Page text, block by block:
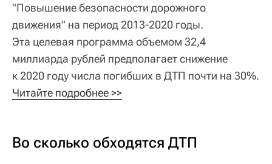
"Повышение безопасности дорожного
движения" на период 2013-2020 годы.
Эта целевая программа объемом 32,4
миллиарда рублей предполагает снижение
к 2020 году числа погибших в ДТП почти на 30%.
Читайте подробнее >>
Во сколько обходятся ДТП